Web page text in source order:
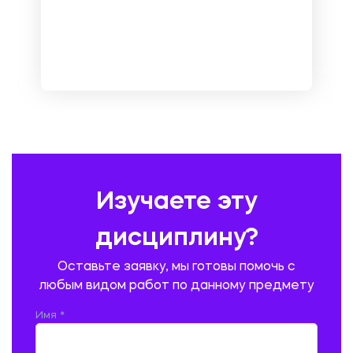
ПРОИЗВОДСТВО ПРОДУКЦИИ И ОРГАНИЗАЦИЯ ОБЩЕСТВЕННОГО
ПРОМЫШЛЕННОЕ И ГРАЖДАНСКОЕ СТРОИТЕЛЬСТВО
Изучаете эту
дисциплину?
Оставьте заявку, мы готовы помочь с
любым видом работ по данному предмету
Имя *